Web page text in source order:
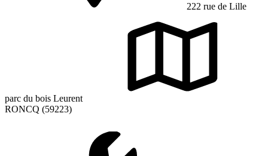
222 rue de Lille
parc du bois Leurent
RONCQ (59223)